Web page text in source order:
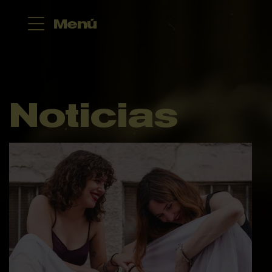
Menú
Noticias